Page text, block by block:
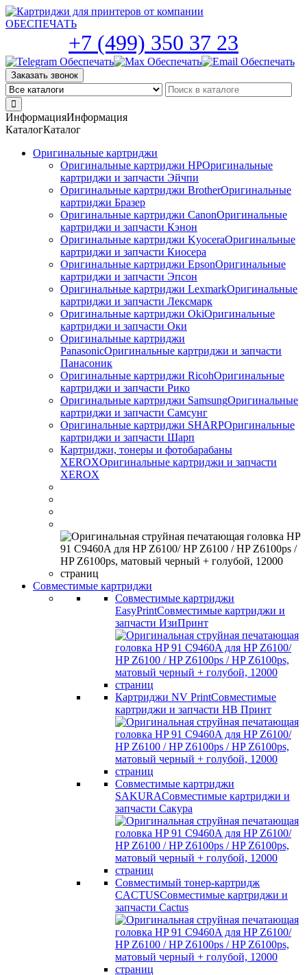
Skip
to
+7 (499) 350 37 23
Заказать звонок
ИнформацияИнформация
КаталогКаталог
Оригинальные картриджи
Оригинальные картриджи HPОригинальные
картриджи и запчасти Эйчпи
Оригинальные картриджи BrotherОригинальные
картриджи Бразер
Оригинальные картриджи CanonОригинальные
картриджи и запчасти Кэнон
Оригинальные картриджи KyoceraОригинальные
картриджи и запчасти Киосера
Оригинальные картриджи EpsonОригинальные
картриджи и запчасти Эпсон
Оригинальные картриджи LexmarkОригинальные
картриджи и запчасти Лексмарк
Оригинальные картриджи ОkiОригинальные
картриджи и запчасти Оки
Оригинальные картриджи
PanasonicОригинальные картриджи и запчасти
Панасоник
Оригинальные картриджи RicohОригинальные
картриджи и запчасти Рико
Оригинальные картриджи SamsungОригинальные
картриджи и запчасти Самсунг
Оригинальные картриджи SHARPОригинальные
картриджи и запчасти Шарп
Картриджи, тонеры и фотобарабаны
XEROXОригинальные картриджи и запчасти
XEROX
Совместимые картриджи
Совместимые картриджи
EasyPrintСовместимые картриджи и
запчасти ИзиПринт
Картриджи NV PrintСовместимые
картриджи и запчасти НВ Принт
Совместимые картриджи
SAKURAСовместимые картриджи и
запчасти Сакура
Совместимый тонер-картридж
CACTUSСовместимые картриджи и
запчасти Cactus